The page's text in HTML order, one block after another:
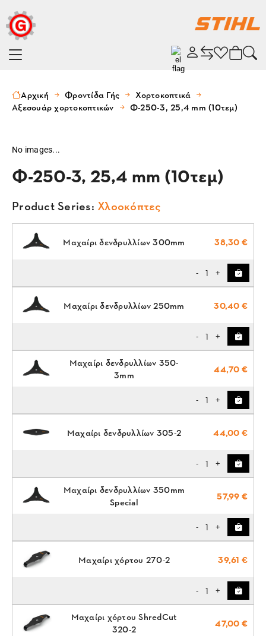
Αρχική Φροντίδα Γής
Χορτοκοπτικά
Αξεσουάρ χορτοκοπτικών
Φ-250-3, 25,4 mm (10τεμ)
No images...
Φ-250-3, 25,4 mm (10τεμ)
Product Series: Χλοοκόπτες
Μαχαίρι δενδρυλλίων 300mm 38,30 €
- 1 +
Μαχαίρι δενδρυλλίων 250mm 30,40 €
- 1 +
Μαχαίρι δενδρυλλίων 350-
3mm
44,70 €
- 1 +
Μαχαίρι δενδρυλλίων 305-2 44,00 €
- 1 +
Μαχαίρι δενδρυλλίων 350mm
Special
57,99 €
- 1 +
Μαχαίρι χόρτου 270-2 39,61 €
- 1 +
Μαχαίρι χόρτου ShredCut
320-2
47,00 €